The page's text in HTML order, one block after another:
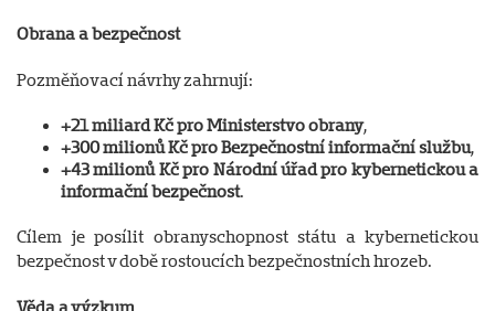
Obrana a bezpečnost
Pozměňovací návrhy zahrnují:
+21 miliard Kč pro Ministerstvo obrany,
+300 milionů Kč pro Bezpečnostní informační službu,
+43 milionů Kč pro Národní úřad pro kybernetickou a
informační bezpečnost.
Cílem je posílit obranyschopnost státu a kybernetickou
bezpečnost v době rostoucích bezpečnostních hrozeb.